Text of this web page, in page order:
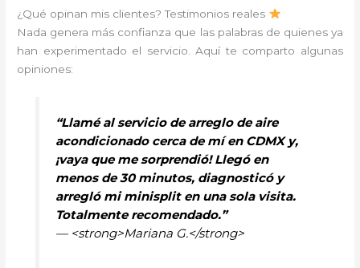
¿Qué opinan mis clientes? Testimonios reales
Nada genera más confianza que las palabras de quienes ya
han experimentado el servicio. Aquí te comparto algunas
opiniones:
“Llamé al servicio de arreglo de aire
acondicionado cerca de mí en CDMX y,
¡vaya que me sorprendió! Llegó en
menos de 30 minutos, diagnosticó y
arregló mi minisplit en una sola visita.
Totalmente recomendado.”
— <strong>Mariana G.</strong>